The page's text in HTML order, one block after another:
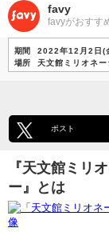
favy
favyがおすす
期間
2022年12月2日(
場所
天文館ミリオネ
ポスト
『天文館ミリ
ー』とは